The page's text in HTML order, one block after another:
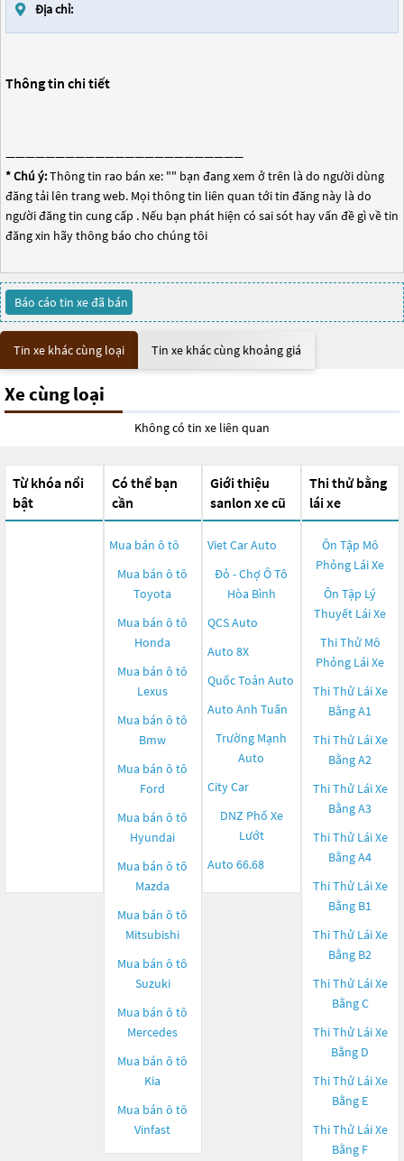
Địa chỉ:
Thông tin chi tiết
————————————————————————
* Chú ý:Thông tin rao bán xe: "" bạn đang xem ở trên là do người dùng
đăng tải lên trang web. Mọi thông tin liên quan tới tin đăng này là do
người đăng tin cung cấp . Nếu bạn phát hiện có sai sót hay vấn đề gì về tin
đăng xin hãy thông báo cho chúng tôi
Báo cáo tin xe đã bán
Tin xe khác cùng loại Tin xe khác cùng khoảng giá
Xe cùng loại
Không có tin xe liên quan
Từ khóa nổi
bật
Có thể bạn
cần
Mua bán ô tô
Mua bán ô tô
Toyota
Mua bán ô tô
Honda
Mua bán ô tô
Lexus
Mua bán ô tô
Bmw
Mua bán ô tô
Ford
Mua bán ô tô
Hyundai
Mua bán ô tô
Mazda
Mua bán ô tô
Mitsubishi
Mua bán ô tô
Suzuki
Mua bán ô tô
Mercedes
Mua bán ô tô
Kia
Mua bán ô tô
Vinfast
Giới thiệu
sanlon xe cũ
Viet Car Auto
Đỏ - Chợ Ô Tô
Hòa Bình
QCS Auto
Auto 8X
Quốc Toản Auto
Auto Anh Tuấn
Trường Mạnh
Auto
City Car
DNZ Phố Xe
Lướt
Auto 66.68
Thi thử bằng
lái xe
Ôn Tập Mô
Phỏng Lái Xe
Ôn Tập Lý
Thuyết Lái Xe
Thi Thử Mô
Phỏng Lái Xe
Thi Thử Lái Xe
Bằng A1
Thi Thử Lái Xe
Bằng A2
Thi Thử Lái Xe
Bằng A3
Thi Thử Lái Xe
Bằng A4
Thi Thử Lái Xe
Bằng B1
Thi Thử Lái Xe
Bằng B2
Thi Thử Lái Xe
Bằng C
Thi Thử Lái Xe
Bằng D
Thi Thử Lái Xe
Bằng E
Thi Thử Lái Xe
Bằng F